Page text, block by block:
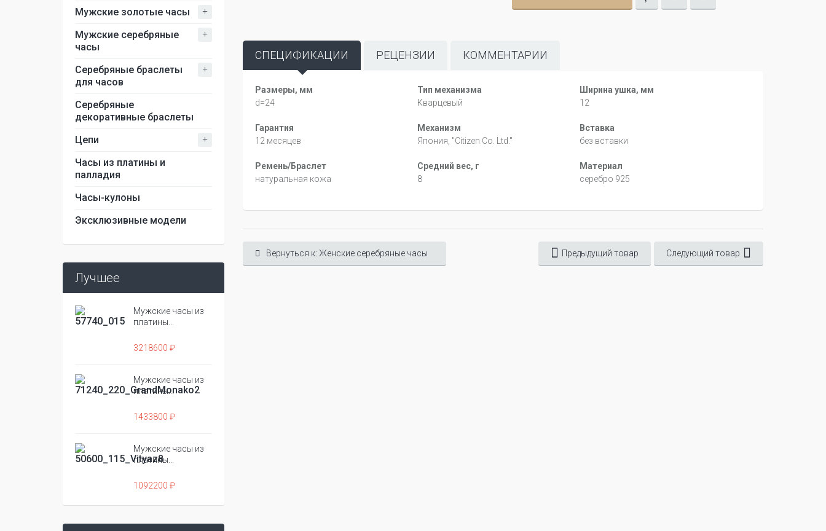
Мужские золотые часы +
Мужские серебряные
часы
+
Серебряные браслеты
для часов
+
Серебряные
декоративные браслеты
Цепи
+
Часы из платины и
палладия
Часы-кулоны
Эксклюзивные модели
Лучшее
Мужские часы из
платины...
3218600 ₽
Мужские часы из
платины...
1433800 ₽
Мужские часы из
платины...
1092200 ₽
СПЕЦИФИКАЦИИ РЕЦЕНЗИИ КОММЕНТАРИИ
Размеры, мм
d=24
Тип механизма
Кварцевый
Ширина ушка, мм
12
Гарантия
12 месяцев
Механизм
Япония, "Citizen Co. Ltd."
Вставка
без вставки
Ремень/Браслет
натуральная кожа
Средний вес, г
8
Материал
серебро 925
Вернуться к: Женские серебряные часы Предыдущий товар Следующий товар